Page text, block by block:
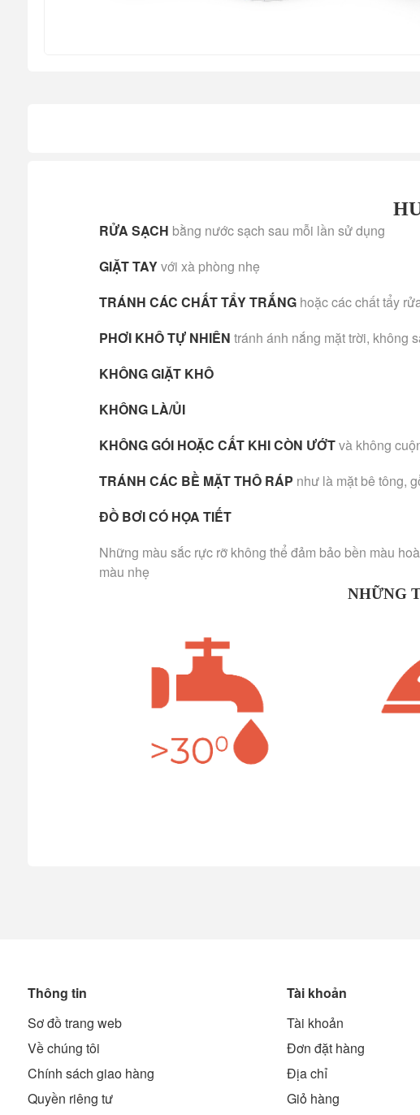
RỬA SẠCH bằng nước sạch sau mỗi lần sử dụng
GIẶT TAYvới xà phòng nhẹ
TRÁNH CÁC CHẤT TẨY TRẮNGhoặc các chất tẩy
PHƠI KHÔ TỰ NHIÊN tránh ánh nắng mặt trời, không
KHÔNG GIẶT KHÔ
KHÔNG LÀ/ỦI
KHÔNG GÓI HOẶC CẤT KHI CÒN ƯỚTvà không
TRÁNH CÁC BỀ MẶT THÔ RÁP như là mặt bê tông,
ĐỒ BƠI CÓ HỌA TIẾT
Những màu sắc rực rỡ không thể đảm bảo bền màu
màu nhẹ
NHỮNG
Thông tin
Sơ đồ trang web
Về chúng tôi
Chính sách giao hàng
Quyền riêng tư
Tài khoản
Tài khoản
Đơn đặt hàng
Địa chỉ
Giỏ hàng